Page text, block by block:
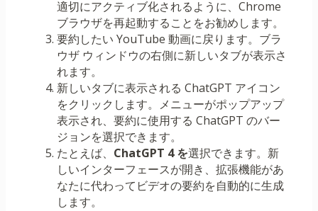
適切にアクティブ化されるように、Chrome
ブラウザを再起動することをお勧めします。
要約したい YouTube 動画に戻ります。ブラ
ウザ ウィンドウの右側に新しいタブが表示さ
れます。
新しいタブに表示される ChatGPT アイコン
をクリックします。メニューがポップアップ
表示され、要約に使用する ChatGPT のバー
ジョンを選択できます。
たとえば、 ChatGPT 4 を選択できます。新
しいインターフェースが開き、拡張機能があ
なたに代わってビデオの要約を自動的に生成
します。